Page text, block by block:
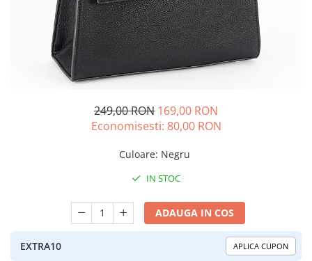
249,00 RON 169,00 RON
Economisesti: 80,00 RON
Culoare: Negru
IN STOC
ADAUGA IN COS
EXTRA10 APLICA CUPON